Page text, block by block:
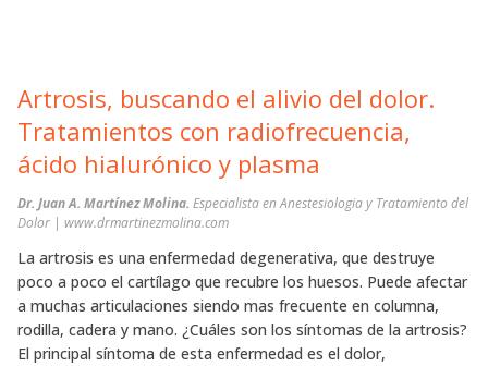
Artrosis, buscando el alivio del dolor.
Tratamientos con radiofrecuencia,
ácido hialurónico y plasma
Dr. Juan A. Martínez Molina. Especialista en Anestesiologia y Tratamiento del
Dolor | www.drmartinezmolina.com
La artrosis es una enfermedad degenerativa, que destruye
poco a poco el cartílago que recubre los huesos. Puede afectar
a muchas articulaciones siendo mas frecuente en columna,
rodilla, cadera y mano. ¿Cuáles son los síntomas de la artrosis?
El principal síntoma de esta enfermedad es el dolor,